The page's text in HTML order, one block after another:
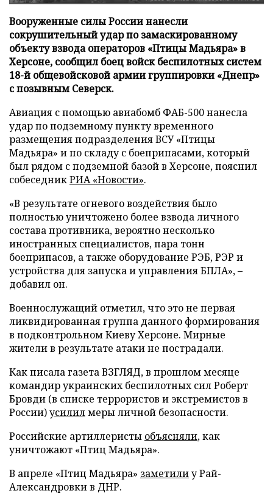
Вооруженные силы России нанесли
сокрушительный удар по замаскированному
объекту взвода операторов «Птицы Мадьяра» в
Херсоне, сообщил боец войск беспилотных систем
18-й общевойсковой армии группировки «Днепр»
с позывным Северск.
Авиация с помощью авиабомб ФАБ-500 нанесла
удар по подземному пункту временного
размещения подразделения ВСУ «Птицы
Мадьяра» и по складу с боеприпасами, который
был рядом с подземной базой в Херсоне, пояснил
собеседникРИА «Новости».
«В результате огневого воздействия было
полностью уничтожено более взвода личного
состава противника, вероятно несколько
иностранных специалистов, пара тонн
боеприпасов, а также оборудование РЭБ, РЭР и
устройства для запуска и управления БПЛА», –
добавил он.
Военнослужащий отметил, что это не первая
ликвидированная группа данного формирования
в подконтрольном Киеву Херсоне. Мирные
жители в результате атаки не пострадали.
Как писала газета ВЗГЛЯД, в прошлом месяце
командир украинских беспилотных сил Роберт
Бровди (в списке террористов и экстремистов в
России)усилилмеры личной безопасности.
Российские артиллеристы объясняли, как
уничтожают «Птиц Мадьяра».
В апреле «Птиц Мадьяра» заметилиу Рай-
Александровки в ДНР.